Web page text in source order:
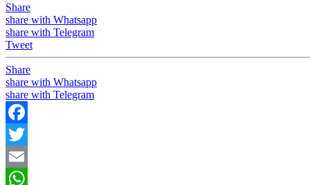
Share
share with Whatsapp
share with Telegram
Tweet
Share
share with Whatsapp
share with Telegram
Facebook
Twitter
Email